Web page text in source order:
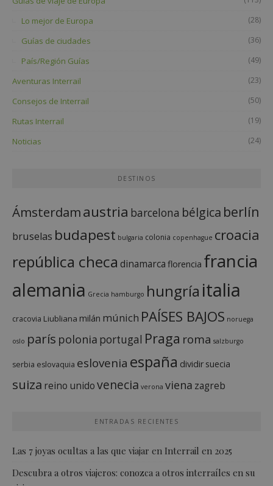
Lo mejor de Europa (28)
Guías de ciudades (36)
País/Región Guías (49)
Aventuras Interrail (23)
Consejos de Interrail (50)
Rutas Interrail (19)
Noticias (24)
DESTINOS
Ámsterdamaustria barcelona bélgica berlín
bruselas budapest bulgaria colonia copenhague croacia
república checa dinamarca florencia francia
alemania Grecia hamburgo hungría italia
cracovia Liubliana milán múnich PAÍSES BAJOS noruega
oslo parís polonia portugal Praga roma salzburgo
serbia eslovaquia eslovenia españa dividir suecia
suiza reino unidovenecia verona viena zagreb
ENTRADAS RECIENTES
Las 7 joyas ocultas a las que viajar en Interrail en 2025
Descubra a otros viajeros: conozca a otros interraíles en su